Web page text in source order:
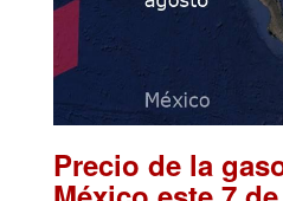
Precio de la